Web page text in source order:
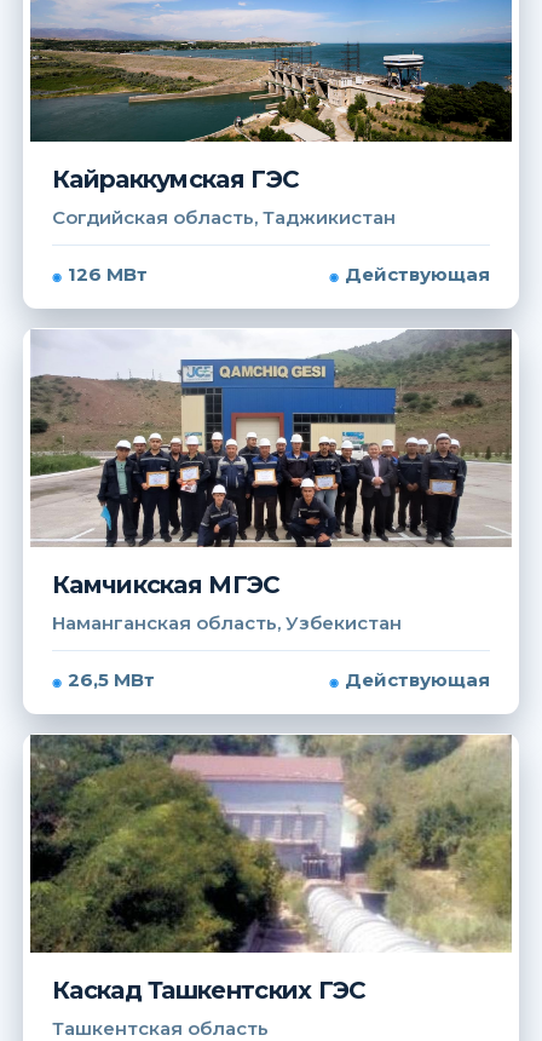
Кайраккумская ГЭС
Согдийская область, Таджикистан
126 МВт Действующая
Камчикская МГЭС
Наманганская область, Узбекистан
26,5 МВт Действующая
Каскад Ташкентских ГЭС
Ташкентская область